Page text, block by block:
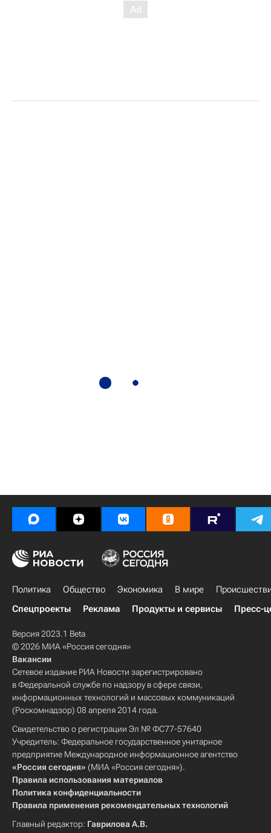
Политика Общество Экономика В мире
Спецпроекты
Реклама Продукты и сервисы Пресс-
Версия 2023.1 Beta
© 2026 МИА «Россия сегодня»
Вакансии
Сетевое издание РИА Новости зарегистрировано
в Федеральной службе по надзору в сфере связи,
информационных технологий и массовых коммуникаций
(Роскомнадзор) 08 апреля 2014 года.
Свидетельство о регистрации Эл № ФС77-57640
Учредитель: Федеральное государственное унитарное
предприятие Международное информационное агентство
«Россия сегодня» (МИА «Россия сегодня»).
Правила использования материалов
Политика конфиденциальности
Правила применения рекомендательных технологий
Главный редактор: Гаврилова А.В.